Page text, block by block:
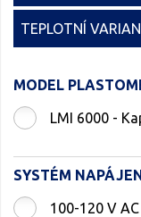
TEPLOTNÍ
MODEL
LMI 6000 -
SYSTÉM